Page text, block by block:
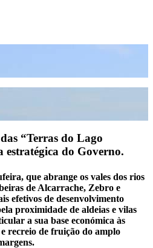
“Terras do Lago
estratégica do Governo.
que abrange os vales dos rios
de Alcarrache, Zebro e
efetivos de desenvolvimento
proximidade de aldeias e vilas
a sua base económica às
recreio de fruição do amplo